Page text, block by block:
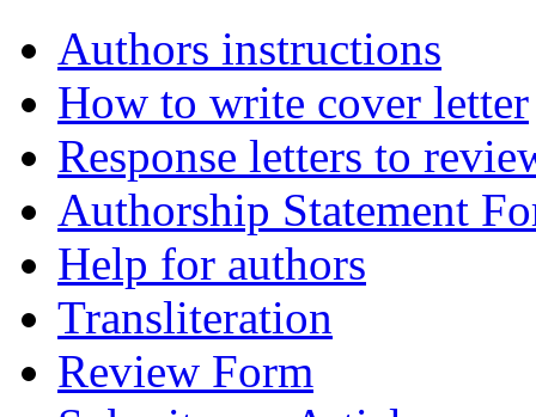
Authors instructions
How to write cover letter
Response letters to
Authorship Statement
Help for authors
Transliteration
Review Form